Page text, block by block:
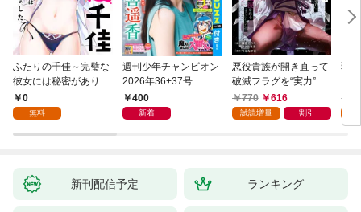
ふたりの千佳～完璧な
彼女には秘密がありま
した(1)
0
無料
週刊少年チャンピオン
2026年36+37号
400
新着
悪役貴族が開き直って
破滅フラグを“実力”で
叩き折っていたら、い
つの間にかヒロイン達
770 616
試読増量 割引
弱
新刊配信予定 ランキング